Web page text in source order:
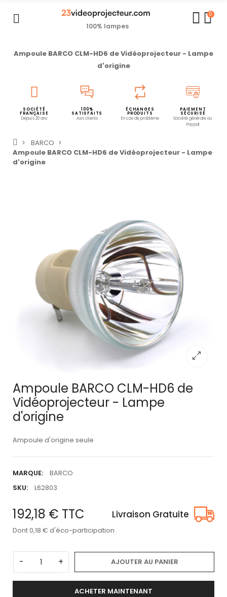
100% lampes
0
Ampoule BARCO CLM-HD6 de Vidéoprojecteur - Lampe
d'origine
SOCIÉTÉ
FRANÇAISE
Depuis 20 ans
100%
SATISFAITS
Avis clients
ÉCHANGES
PRODUITS
En cas de problème
PAIEMENT
SÉCURISÉ
Société générale ou
Paypal
BARCO
Ampoule BARCO CLM-HD6 de Vidéoprojecteur - Lampe
d'origine
Ampoule BARCO CLM-HD6 de
Vidéoprojecteur - Lampe
d'origine
Ampoule d'origine seule
MARQUE:
BARCO
SKU:
L62803
192,18 € TTC Livraison Gratuite
Dont 0,18 € d'éco-participation
- + AJOUTER AU PANIER
ACHETER MAINTENANT